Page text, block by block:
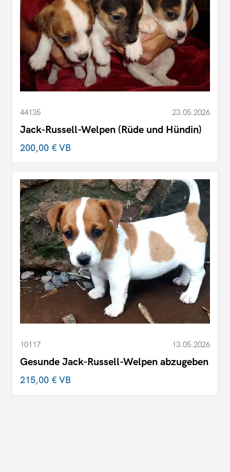
44135 23.05.2026
Jack-Russell-Welpen (Rüde und Hündin)
200,00 €VB
10117 13.05.2026
Gesunde Jack-Russell-Welpen abzugeben
215,00 €VB